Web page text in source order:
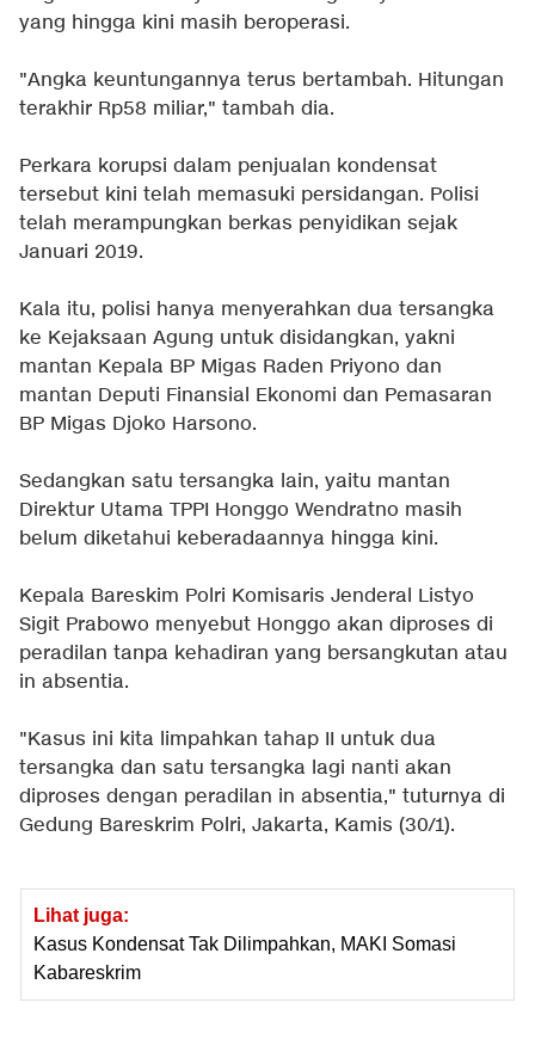
yang hingga kini masih beroperasi.
"Angka keuntungannya terus bertambah. Hitungan
terakhir Rp58 miliar," tambah dia.
Perkara korupsi dalam penjualan kondensat
tersebut kini telah memasuki persidangan. Polisi
telah merampungkan berkas penyidikan sejak
Januari 2019.
Kala itu, polisi hanya menyerahkan dua tersangka
ke Kejaksaan Agung untuk disidangkan, yakni
mantan Kepala BP Migas Raden Priyono dan
mantan Deputi Finansial Ekonomi dan Pemasaran
BP Migas Djoko Harsono.
Sedangkan satu tersangka lain, yaitu mantan
Direktur Utama TPPI Honggo Wendratno masih
belum diketahui keberadaannya hingga kini.
Kepala Bareskim Polri Komisaris Jenderal Listyo
Sigit Prabowo menyebut Honggo akan diproses di
peradilan tanpa kehadiran yang bersangkutan atau
in absentia.
"Kasus ini kita limpahkan tahap II untuk dua
tersangka dan satu tersangka lagi nanti akan
diproses dengan peradilan in absentia," tuturnya di
Gedung Bareskrim Polri, Jakarta, Kamis (30/1).
Lihat juga:
Kasus Kondensat Tak Dilimpahkan, MAKI Somasi
Kabareskrim